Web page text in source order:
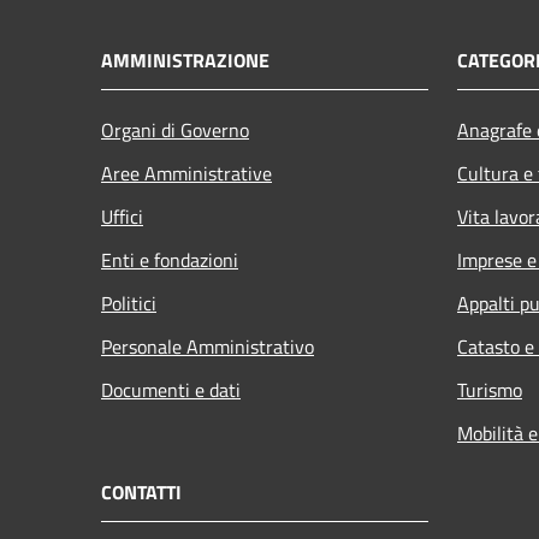
AMMINISTRAZIONE
Organi di Governo
Aree Amministrative
Uffici
Enti e fondazioni
Politici
Personale Amministrativo
Documenti e dati
Cultura
Vita
Imprese
Appalti
Catasto
Turismo
Mobilità
CONTATTI